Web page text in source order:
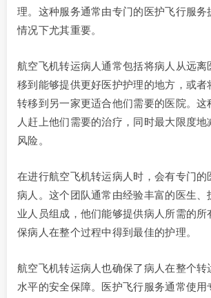
理。这种服务通常由专门的医护飞行服务
情况下尤其重要。
航空飞机转运病人通常包括将病人从远离
移到能够提供更好医护护理的地方，或者
转移到另一家更适合他们需要的医院。这
人赶上他们需要的治疗，同时最大限度地
风险。
在进行航空飞机转运病人时，会有专门的
病人。这个团队通常由经验丰富的医生、
业人员组成，他们能够提供病人所需的所
保病人在整个过程中得到最佳的护理。
航空飞机转运病人也确保了病人在整个转
水平的安全保障。医护飞行服务通常使用